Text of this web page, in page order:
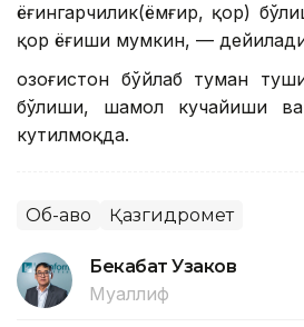
ёғингарчилик(ёмғир, қор)
қор ёғиши мумкин, —
Қозоғистон бўйлаб туман
бўлиши, шамол кучайиши
кутилмоқда.
Об-ҳаво Қазгидромет
Бекабат Узаков
Муаллиф